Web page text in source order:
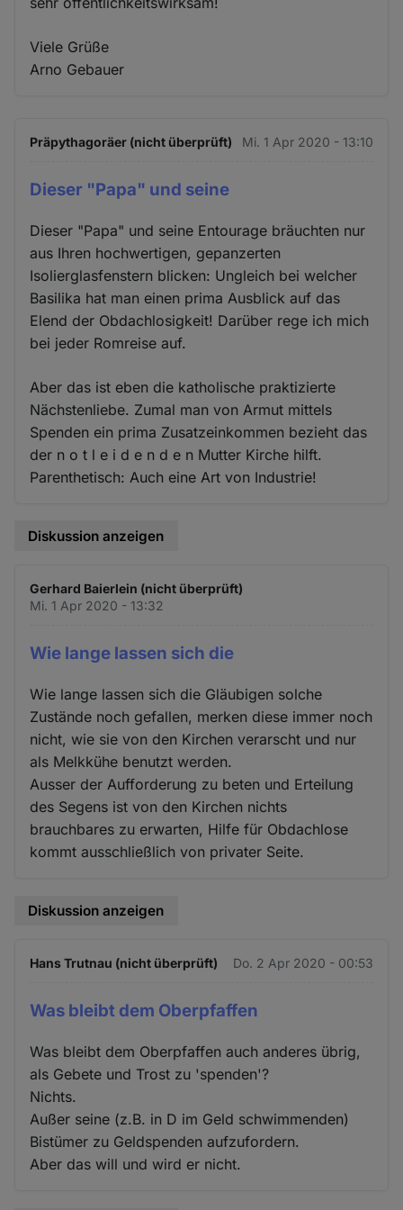
Viele Grüße
Arno Gebauer
Präpythagoräer (nicht überprüft) Mi. 1 Apr 2020 - 13:10
Dieser "Papa" und seine
Dieser "Papa" und seine Entourage bräuchten nur
aus Ihren hochwertigen, gepanzerten
Isolierglasfenstern blicken: Ungleich bei welcher
Basilika hat man einen prima Ausblick auf das
Elend der Obdachlosigkeit! Darüber rege ich mich
bei jeder Romreise auf.
Aber das ist eben die katholische praktizierte
Nächstenliebe. Zumal man von Armut mittels
Spenden ein prima Zusatzeinkommen bezieht das
der n o t l e i d e n d e n Mutter Kirche hilft.
Parenthetisch: Auch eine Art von Industrie!
Diskussion anzeigen
Gerhard Baierlein (nicht überprüft)
Mi. 1 Apr 2020 - 13:32
Wie lange lassen sich die
Wie lange lassen sich die Gläubigen solche
Zustände noch gefallen, merken diese immer noch
nicht, wie sie von den Kirchen verarscht und nur
als Melkkühe benutzt werden.
Ausser der Aufforderung zu beten und Erteilung
des Segens ist von den Kirchen nichts
brauchbares zu erwarten, Hilfe für Obdachlose
kommt ausschließlich von privater Seite.
Diskussion anzeigen
Hans Trutnau (nicht überprüft) Do. 2 Apr 2020 - 00:53
Was bleibt dem Oberpfaffen
Was bleibt dem Oberpfaffen auch anderes übrig,
als Gebete und Trost zu 'spenden'?
Nichts.
Außer seine (z.B. in D im Geld schwimmenden)
Bistümer zu Geldspenden aufzufordern.
Aber das will und wird er nicht.